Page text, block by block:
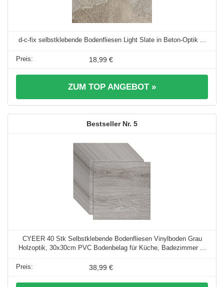
d-c-fix selbstklebende Bodenfliesen Light Slate in Beton-Optik ...
18,99 €
ZUM TOP ANGEBOT »
5
CYEER 40 Stk Selbstklebende Bodenfliesen Vinylboden Grau
Holzoptik, 30x30cm PVC Bodenbelag für Küche, Badezimmer ...
38,99 €